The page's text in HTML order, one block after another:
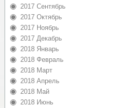
2017 Сентябрь
2017 Октябрь
2017 Ноябрь
2017 Декабрь
2018 Январь
2018 Февраль
2018 Март
2018 Апрель
2018 Май
2018 Июнь